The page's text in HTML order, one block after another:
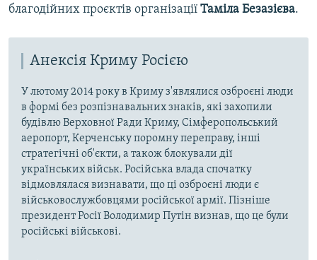
благодійних проєктів організації Таміла Безазієва.
Анексія Криму Росією
У лютому 2014 року в Криму з'являлися озброєні люди
в формі без розпізнавальних знаків, які захопили
будівлю Верховної Ради Криму, Сімферопольський
аеропорт, Керченську поромну переправу, інші
стратегічні об'єкти, а також блокували дії
українських військ. Російська влада спочатку
відмовлялася визнавати, що ці озброєні люди є
військовослужбовцями російської армії. Пізніше
президент Росії Володимир Путін визнав, що це були
російські військові.